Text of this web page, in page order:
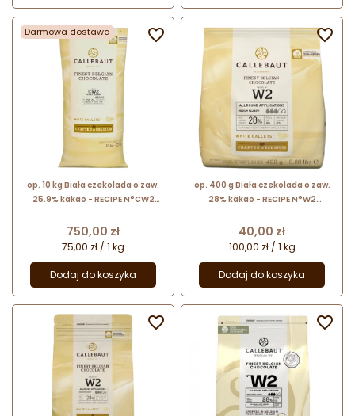
Darmowa dostawa
op. 10 kg Biała czekolada o zaw.
25.9% kakao - RECIPE N°CW2
Cena
750,00 zł
75,00 zł / 1 kg
Dodaj do koszyka

op. 400 g Biała czekolada o zaw.
28% kakao - RECIPE N°W2
Cena
40,00 zł
100,00 zł / 1 kg
Dodaj do koszyka

 